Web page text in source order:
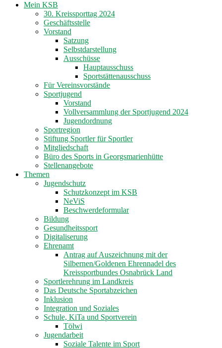
Mein KSB
30. Kreissporttag 2024
Geschäftsstelle
Vorstand
Satzung
Selbstdarstellung
Ausschüsse
Hauptausschuss
Sportstättenausschuss
Für Vereinsvorstände
Sportjugend
Vorstand
Vollversammlung der Sportjugend 2024
Jugendordnung
Sportregion
Stiftung Sportler für Sportler
Mitgliedschaft
Büro des Sports in Georgsmarienhütte
Stellenangebote
Themen
Jugendschutz
Schutzkonzept im KSB
NeViS
Beschwerdeformular
Bildung
Gesundheitssport
Digitaliserung
Ehrenamt
Antrag auf Auszeichnung mit der
Silbernen/Goldenen Ehrennadel des
Kreissportbundes Osnabrück Land
Sportlerehrung im Landkreis
Das Deutsche Sportabzeichen
Inklusion
Integration und Soziales
Schule, KiTa und Sportverein
Tölwi
Jugendarbeit
Soziale Talente im Sport